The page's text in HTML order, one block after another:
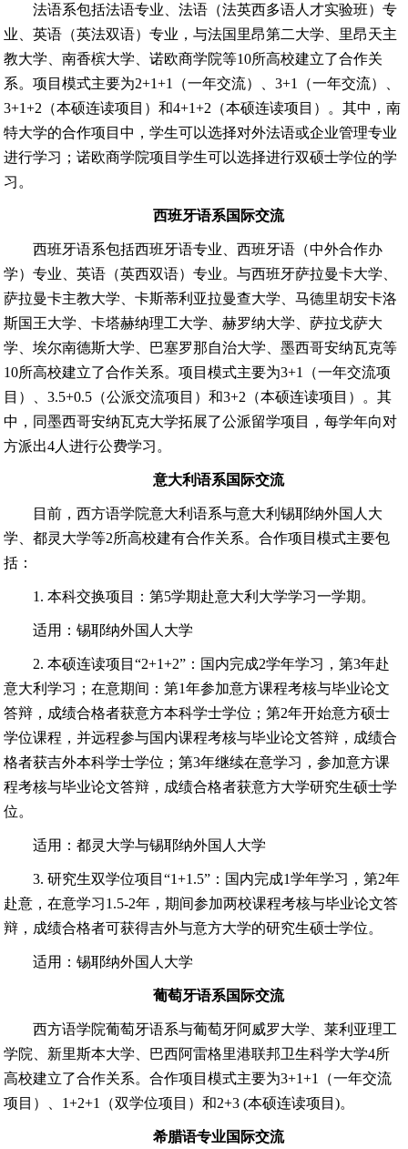
法语系包括法语专业、法语（法英西多语人才实验班）专
业、英语（英法双语）专业，与法国里昂第二大学、里昂天主
教大学、南香槟大学、诺欧商学院等10所高校建立了合作关
系。项目模式主要为2+1+1 （一年交流）、3+1
（一年交流）、
3+1+2 （本硕连读项目）和4+1+2 （本硕连读项目）。其中，南
特大学的合作项目中，学生可以选择对外法语或企业管理专业
进行学习；诺欧商学院项目学生可以选择进行双硕士学位的学
习。
西班牙语系国际交流
西班牙语系包括西班牙语专业、西班牙语（中外合作办
学）专业、英语（英西双语）专业。与西班牙萨拉曼卡大学、
萨拉曼卡主教大学、卡斯蒂利亚拉曼查大学、马德里胡安卡洛
斯国王大学、卡塔赫纳理工大学、赫罗纳大学、萨拉戈萨大
学、埃尔南德斯大学、巴塞罗那自治大学、墨西哥安纳瓦克等
10所高校建立了合作关系。项目模式主要为3+1
（一年交流项
目）、3.5+0.5 （公派交流项目）和3+2 （本硕连读项目）。其
中，同墨西哥安纳瓦克大学拓展了公派留学项目，每学年向对
方派出4人进行公费学习。
意大利语系国际交流
目前，西方语学院意大利语系与意大利锡耶纳外国人大
学、都灵大学等2所高校建有合作关系。合作项目模式主要包
括：
1.本科交换项目：第5学期赴意大利大学学习一学期。
适用：锡耶纳外国人大学
2.本硕连读项目“2+1+2”：国内完成2学年学习，第3年赴
意大利学习；在意期间：第1年参加意方课程考核与毕业论文
答辩，成绩合格者获意方本科学士学位；第2年开始意方硕士
学位课程，并远程参与国内课程考核与毕业论文答辩，成绩合
格者获吉外本科学士学位；第3年继续在意学习，参加意方课
程考核与毕业论文答辩，成绩合格者获意方大学研究生硕士学
位。
适用：都灵大学与锡耶纳外国人大学
3.研究生双学位项目“1+1.5”：国内完成1学年学习，第2年
赴意，在意学习1.5-2年，期间参加两校课程考核与毕业论文答
辩，成绩合格者可获得吉外与意方大学的研究生硕士学位。
适用：锡耶纳外国人大学
葡萄牙语系国际交流
西方语学院葡萄牙语系与葡萄牙阿威罗大学、莱利亚理工
学院、新里斯本大学、 巴西阿雷格里港联邦卫生科学大学4所
高校建立了合作关系。合作项目模式主要为3+1+1
（一年交流
项目）、 1+2+1 （双学位项目）和2+3 (本硕连读项目)。
希腊语专业国际交流